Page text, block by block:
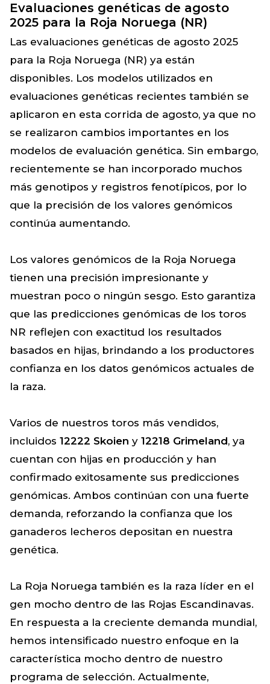
Evaluaciones genéticas de agosto
2025 para la Roja Noruega (NR)
Las evaluaciones genéticas de agosto 2025
para la Roja Noruega (NR) ya están
disponibles. Los modelos utilizados en
evaluaciones genéticas recientes también se
aplicaron en esta corrida de agosto, ya que no
se realizaron cambios importantes en los
modelos de evaluación genética. Sin embargo,
recientemente se han incorporado muchos
más genotipos y registros fenotípicos, por lo
que la precisión de los valores genómicos
continúa aumentando.
Los valores genómicos de la Roja Noruega
tienen una precisión impresionante y
muestran poco o ningún sesgo. Esto garantiza
que las predicciones genómicas de los toros
NR reflejen con exactitud los resultados
basados en hijas, brindando a los productores
confianza en los datos genómicos actuales de
la raza.
Varios de nuestros toros más vendidos,
incluidos 12222 Skoien y 12218 Grimeland, ya
cuentan con hijas en producción y han
confirmado exitosamente sus predicciones
genómicas. Ambos continúan con una fuerte
demanda, reforzando la confianza que los
ganaderos lecheros depositan en nuestra
genética.
La Roja Noruega también es la raza líder en el
gen mocho dentro de las Rojas Escandinavas.
En respuesta a la creciente demanda mundial,
hemos intensificado nuestro enfoque en la
característica mocho dentro de nuestro
programa de selección. Actualmente,